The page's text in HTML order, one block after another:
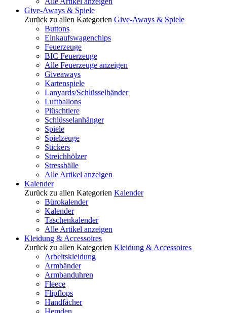
Give-Aways & Spiele
Zurück zu allen Kategorien Give-Aways & Spiele
Buttons
Einkaufswagenchips
Feuerzeuge
BIC Feuerzeuge
Alle Feuerzeuge anzeigen
Giveaways
Kartenspiele
Lanyards/Schlüsselbänder
Luftballons
Plüschtiere
Schlüsselanhänger
Spiele
Spielzeuge
Stickers
Streichhölzer
Stressbälle
Alle Artikel anzeigen
Kalender
Zurück zu allen Kategorien Kalender
Bürokalender
Kalender
Taschenkalender
Alle Artikel anzeigen
Kleidung & Accessoires
Zurück zu allen Kategorien Kleidung & Accessoires
Arbeitskleidung
Armbänder
Armbanduhren
Fleece
Flipflops
Handfächer
Hemden